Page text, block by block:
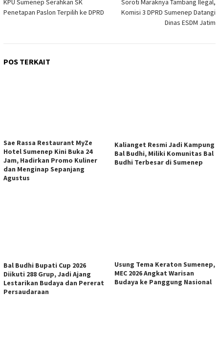
pos
Penetapan Paslon Terpilih ke DPRD
Komisi 3 DPRD Sumenep Datangi
Dinas ESDM Jatim
POS TERKAIT
Sae Rassa Restaurant MyZe
Hotel Sumenep Kini Buka 24
Jam, Hadirkan Promo Kuliner
dan Menginap Sepanjang
Agustus
Kalianget Resmi Jadi Kampung
Bal Budhi, Miliki Komunitas Bal
Budhi Terbesar di Sumenep
Bal Budhi Bupati Cup 2026
Diikuti 288 Grup, Jadi Ajang
Lestarikan Budaya dan Pererat
Persaudaraan
Usung Tema Keraton Sumenep,
MEC 2026 Angkat Warisan
Budaya ke Panggung Nasional